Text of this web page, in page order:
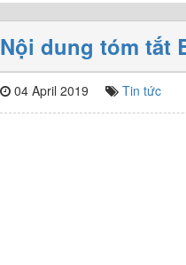
Nội dung tóm tắt
04 April 2019 Tin tức